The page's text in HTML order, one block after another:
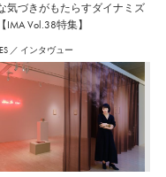
気づきがもたらすダイナミズ
IMA Vol.38特集】
／ インタヴュー